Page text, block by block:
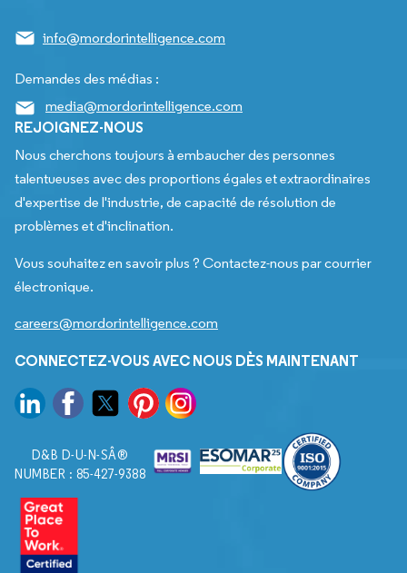
info@mordorintelligence.com
Demandes des médias :
media@mordorintelligence.com
REJOIGNEZ-NOUS
Nous cherchons toujours à embaucher des personnes
talentueuses avec des proportions égales et extraordinaires
d'expertise de l'industrie, de capacité de résolution de
problèmes et d'inclination.
Vous souhaitez en savoir plus ? Contactez-nous par courrier
électronique.
careers@mordorintelligence.com
CONNECTEZ-VOUS AVEC NOUS DÈS MAINTENANT
D&B D-U-N-SÂ®
NUMBER : 85-427-9388